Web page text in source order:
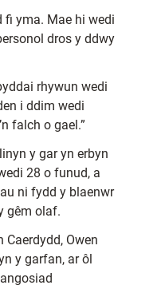
fi yma. Mae hi wedi
dros y ddwy
rhywun wedi
i ddim wedi
falch o gael.”
y gar yn erbyn
28 o funud, a
ni fydd y blaenwr
gêm olaf.
Owen
y garfan, ar ôl